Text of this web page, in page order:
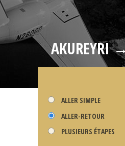
AKUREYRI
ALLER SIMPLE
ALLER-RETOUR
PLUSIEURS ÉTAPES